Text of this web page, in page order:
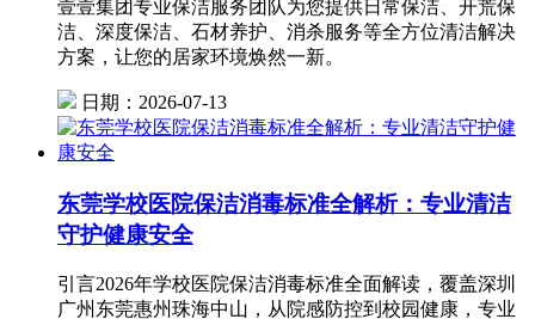
壹壹集团专业保洁服务团队为您提供日常保洁、开荒保
洁、深度保洁、石材养护、消杀服务等全方位清洁解决
方案，让您的居家环境焕然一新。
日期：2026-07-13
东莞学校医院保洁消毒标准全解析：专业清洁
守护健康安全
引言2026年学校医院保洁消毒标准全面解读，覆盖深圳
广州东莞惠州珠海中山，从院感防控到校园健康，专业